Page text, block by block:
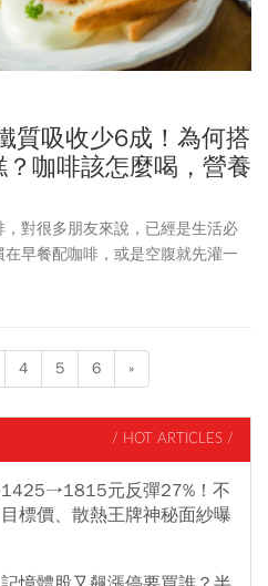
質吸收少6成！為何搭
咖啡該怎麼喝，營養
對很多朋友來說，已經是生活必
早餐配咖啡，或是空腹就先灌一
收鐵質」的能力，久而久之，就
4 5 6 »
/ HOT ARTICLES /
1425→1815元反彈27%！不
標價、散熱王牌神秘面紗曝